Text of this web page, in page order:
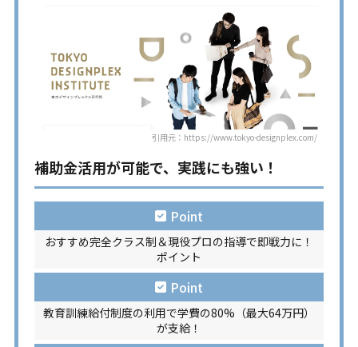
引用元：https://www.tokyo-designplex.com/
補助金活用が可能で、実践にも強い！
Point
おすすめ完全クラス制＆現役プロの指導で即戦力に！
ポイント
Point
教育訓練給付制度の利用で学費の80%（最大64万円）
が支給！